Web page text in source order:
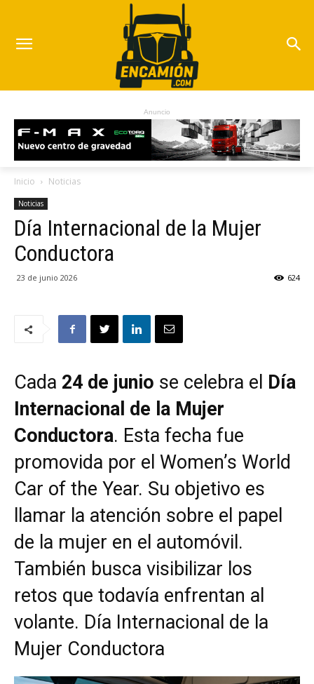
Anuncio
Inicio Noticias
Noticias
Día Internacional de la Mujer
Conductora
23 de junio 2026 624
Cada 24 de junio se celebra el Día
Internacional de la Mujer
Conductora. Esta fecha fue
promovida por el Women’s World
Car of the Year. Su objetivo es
llamar la atención sobre el papel
de la mujer en el automóvil.
También busca visibilizar los
retos que todavía enfrentan al
volante. Día Internacional de la
Mujer Conductora